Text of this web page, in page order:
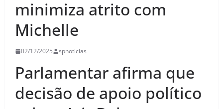
minimiza atrito com
Michelle
02/12/2025 spnoticias
Parlamentar afirma que
decisão de apoio político